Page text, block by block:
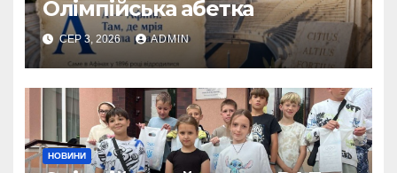
Олімпійська абетка
СЕР 3, 2026 ADMIN
НОВИНИ